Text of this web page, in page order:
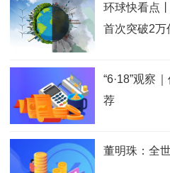
环球快看点
首次突破2万
“6·18”观察
荐
董明珠：全